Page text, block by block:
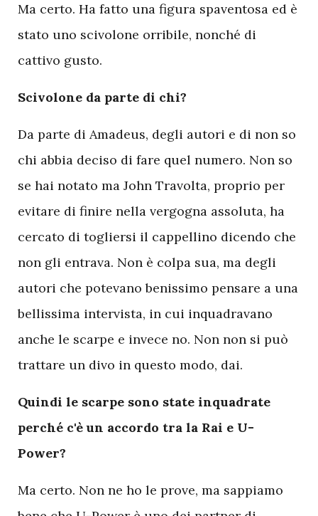
Ma certo. Ha fatto una figura spaventosa ed è
stato uno scivolone orribile, nonché di
cattivo gusto.
Scivolone da parte di chi?
Da parte di Amadeus, degli autori e di non so
chi abbia deciso di fare quel numero. Non so
se hai notato ma John Travolta, proprio per
evitare di finire nella vergogna assoluta, ha
cercato di togliersi il cappellino dicendo che
non gli entrava. Non è colpa sua, ma degli
autori che potevano benissimo pensare a una
bellissima intervista, in cui inquadravano
anche le scarpe e invece no. Non non si può
trattare un divo in questo modo, dai.
Quindi le scarpe sono state inquadrate
perché c'è un accordo tra la Rai e U-
Power?
Ma certo. Non ne ho le prove, ma sappiamo